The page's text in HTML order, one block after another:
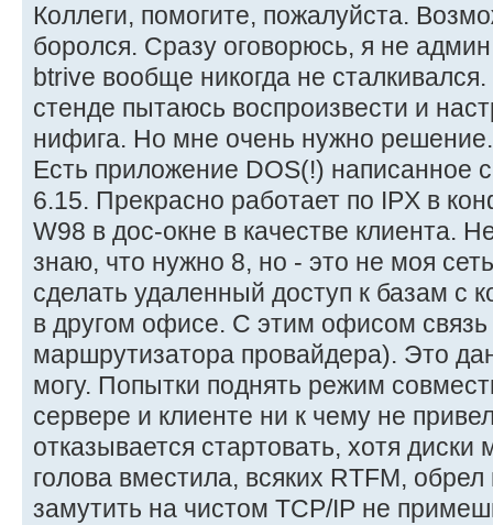
Коллеги, помогите, пожалуйста.
боролся. Сразу оговорюсь, я не
btrive вообще никогда не
стенде пытаюсь воспроизвести и
нифига. Но мне очень нужно
Есть приложение DOS(!) написанное
6.15. Прекрасно работает по IPX в
W98 в дос-окне в качестве клиента.
знаю, что нужно 8, но - это не моя
сделать удаленный доступ к базам с
в другом офисе. С этим офисом
маршрутизатора провайдера). Это
могу. Попытки поднять режим
сервере и клиенте ни к чему не
отказывается стартовать, хотя диски
голова вместила, всяких RTFM,
замутить на чистом TCP/IP не